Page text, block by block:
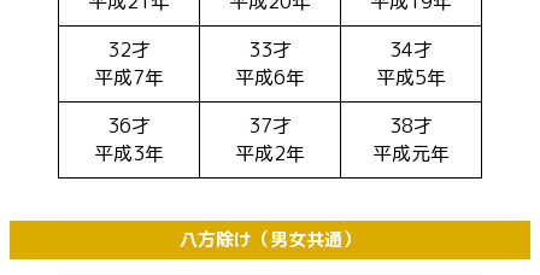
32才
平成7年
33才
平成6年
34才
平成5年
36才
平成3年
37才
平成2年
38才
平成元年
八方除け（男女共通）